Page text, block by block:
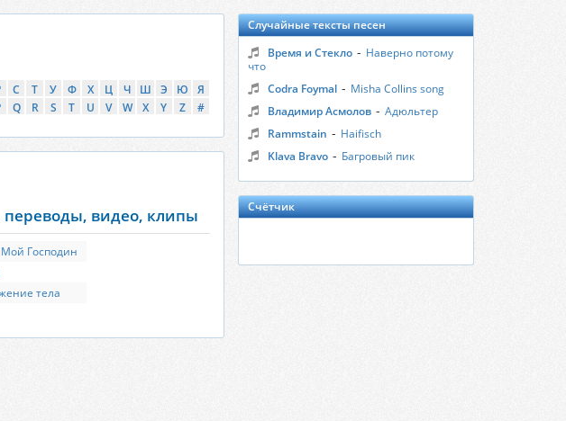
С Т У Ф Х Ц Ч Ш Э Ю
Я
Q R S T U V W X Y Z #
переводы, видео, клипы
Господин
тела
Случайные тексты песен
Время и Стекло - Наверно потому
что
Codra Foymal - Misha Collins song
Владимир Асмолов - Адюльтер
Rammstain - Haifisch
Klava Bravo - Багровый пик
Счётчик